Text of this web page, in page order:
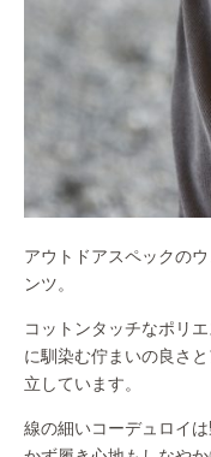
アウトドアスペックの
ンツ。
コットンタッチなポリ
に馴染む佇まいの良さ
立しています。
線の細いコーデュロイ